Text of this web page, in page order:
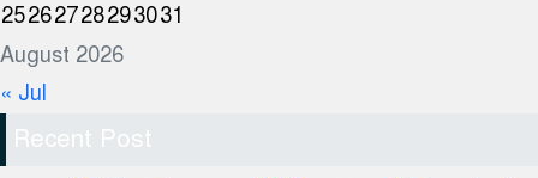
August 2026
25262728293031
« Jul
Recent Post